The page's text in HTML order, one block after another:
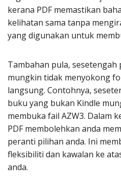
kerana PDF memastikan
kelihatan sama tanpa
yang digunakan untuk
Tambahan pula,
mungkin tidak menyokong
langsung. Contohnya,
buku yang bukan Kindle
membuka fail AZW3. Dalam
PDF membolehkan anda
peranti pilihan anda. Ini
fleksibiliti dan kawalan ke
anda.